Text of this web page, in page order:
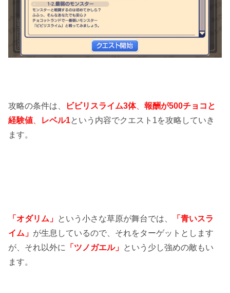
攻略の条件は、 ビビリスライム3体、報酬が500チョコと
経験値
レベル1という内容でクエスト1を攻略していき
ます。
「オダリム」 という小さな草原が舞台では、
「青いスラ
イム」 が生息しているので、それをターゲットとします
が、それ以外に
「ツノガエル」 という少し強めの敵もい
ます。